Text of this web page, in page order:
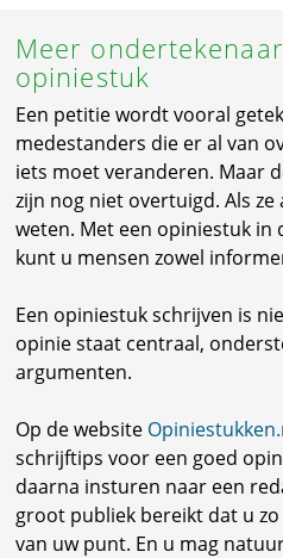
Meer
opiniestuk
Een petitie wordt vooral
medestanders die er al van
iets moet veranderen. Maar
zijn nog niet overtuigd. Als
weten. Met een opiniestuk in
kunt u mensen zowel
Een opiniestuk schrijven is
opinie staat centraal,
argumenten.
Op de website
schrijftips voor een goed
daarna insturen naar een
groot publiek bereikt dat u
van uw punt. En u mag